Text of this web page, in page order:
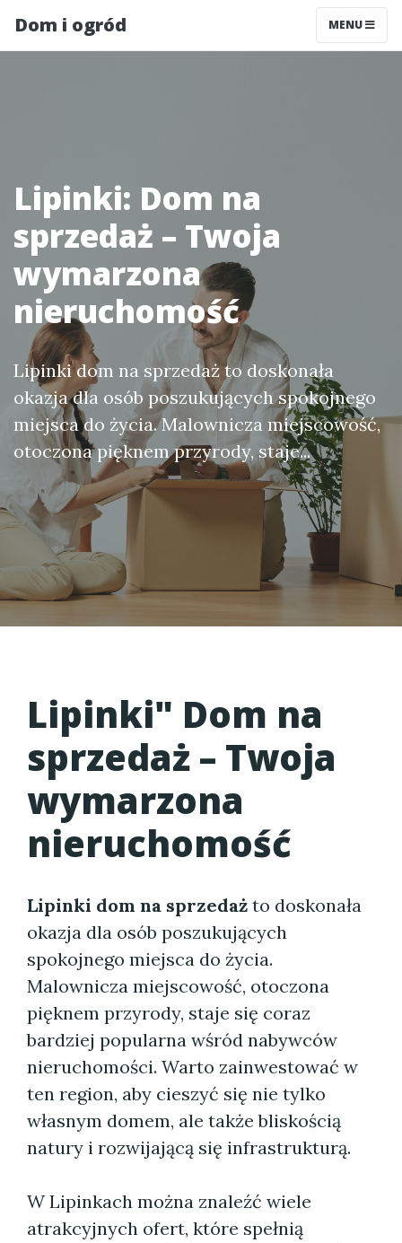
Dom i ogród MENU
Lipinki: Dom na
sprzedaż – Twoja
wymarzona
nieruchomość
Lipinki dom na sprzedaż to doskonała
okazja dla osób poszukujących spokojnego
miejsca do życia. Malownicza miejscowość,
otoczona pięknem przyrody, staje...
Lipinki" Dom na
sprzedaż – Twoja
wymarzona
nieruchomość
Lipinki dom na sprzedaż to doskonała
okazja dla osób poszukujących
spokojnego miejsca do życia.
Malownicza miejscowość, otoczona
pięknem przyrody, staje się coraz
bardziej popularna wśród nabywców
nieruchomości. Warto zainwestować w
ten region, aby cieszyć się nie tylko
własnym domem, ale także bliskością
natury i rozwijającą się infrastrukturą.
W Lipinkach można znaleźć wiele
atrakcyjnych ofert, które spełnią